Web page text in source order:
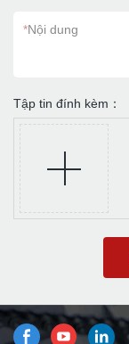
*Nội dung
Tập tin đính kèm：